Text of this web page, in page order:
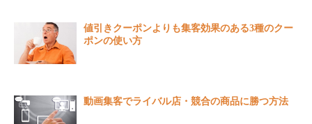
値引きクーポンよりも集客効果のある3種のクー
ポンの使い方
動画集客でライバル店・競合の商品に勝つ方法